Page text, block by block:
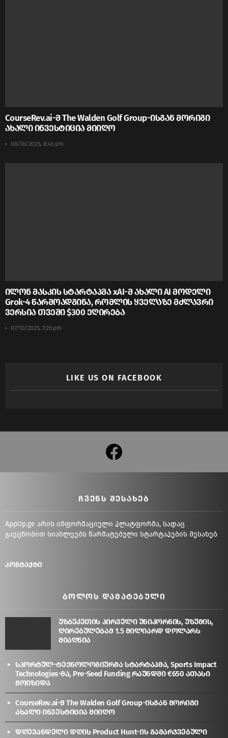
CourseRev.ai-მ The Walden Golf Group-ისგან მორიგი
ახალი ინვესტიცია მიიღო
08/18/2025, 8:45 pm
ილონ მასკის სტარტაპმა xAI-მ ახალი AI მოდელი
Grok-4 წარმოადგინა, რომლის ყველაზე მძლავრი
ვერსია თვეში $300 ეღირება
07/10/2025, 7:26 pm
LIKE US ON FACEBOOK
facebook
ᲩᲕᲔᲜᲡ ᲨᲔᲡᲐᲮᲔᲑ
AppUp.ge არის ინფორმაციული პლატფორმა, სადაც
გაეცნობით სიახლეებს წარმატებული სტარტაპების შესახებ
კონტაქტი
ᲑᲝᲚᲝᲡ ᲓᲐᲛᲐᲢᲔᲑᲣᲚᲘ
უზბეკეთის პირველი უნიკორნის, უზუმის,
ღირებულებამ 1.5 მილიარდ დოლარს
მიაღწია
სპორტულ-ტექნოლოგიურმა სტარტაპმა, Sports Impact
Technologies-მა, Pre-Seed Funding რაუნდში €650 ათასი
მოიზიდა
CourseRev.ai-მ The Walden Golf Group-ისგან მორიგი
ახალი ინვესტიცია მიიღო
დღევანდელი დღის Product Hunt-ის გამარჯვებული